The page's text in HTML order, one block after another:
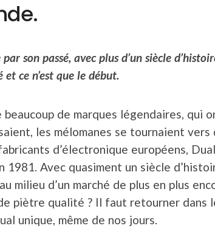
son passé, avec plus d’un siècle
et ce n’est que le début.
beaucoup de marques légendaires, qui
les mélomanes se tournaient vers
d’électronique européens,
1981. Avec quasiment un siècle
milieu d’un marché de plus en plus
piètre qualité ? Il faut retourner dans
unique, même de nos jours.